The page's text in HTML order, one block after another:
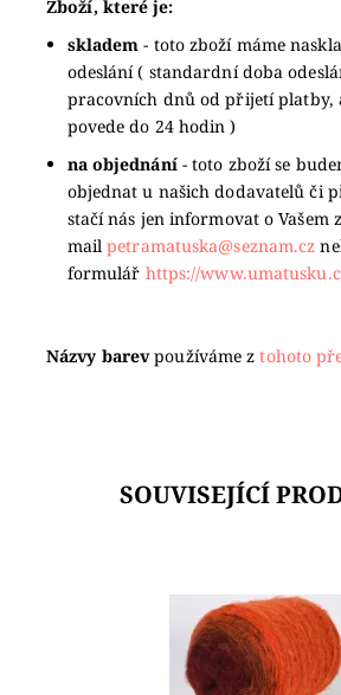
Zboží, které je:
skladem - toto zboží máme
odeslání ( standardní doba
pracovních dnů od přijetí platby,
povede do 24 hodin )
na objednání - toto zboží se
objednat u našich dodavatelů či
stačí nás jen informovat o Vašem
mail petramatuska@seznam.cz
formulář https://
Názvy barev používáme ztohoto
SOUVISEJÍCÍ
PUDDING je příze vyrobená v
STENLI - je to třínitková objemná
​​a vlněné směsi s dlouhými